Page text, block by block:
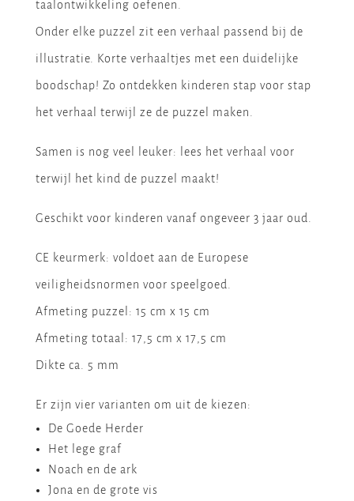
taalontwikkeling oefenen.
Onder elke puzzel zit een verhaal passend bij de
illustratie. Korte verhaaltjes met een duidelijke
boodschap! Zo ontdekken kinderen stap voor stap
het verhaal terwijl ze de puzzel maken.
Samen is nog veel leuker: lees het verhaal voor
terwijl het kind de puzzel maakt!
Geschikt voor kinderen vanaf ongeveer 3 jaar oud.
CE keurmerk: voldoet aan de Europese
veiligheidsnormen voor speelgoed.
Afmeting puzzel: 15 cm x 15 cm
Afmeting totaal: 17,5 cm x 17,5 cm
Dikte ca. 5 mm
Er zijn vier varianten om uit de kiezen:
De Goede Herder
Het lege graf
Noach en de ark
Jona en de grote vis